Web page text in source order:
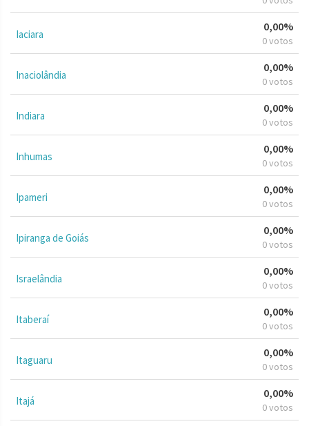
Iaciara
0,00%
0 votos
Inaciolândia
0,00%
0 votos
Indiara
0,00%
0 votos
Inhumas
0,00%
0 votos
Ipameri
0,00%
0 votos
Ipiranga de Goiás
0,00%
0 votos
Israelândia
0,00%
0 votos
Itaberaí
0,00%
0 votos
Itaguaru
0,00%
0 votos
Itajá
0,00%
0 votos